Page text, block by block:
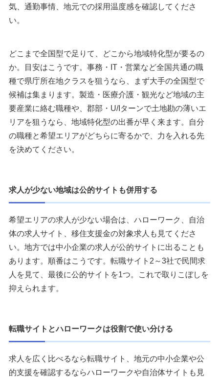
気、通勤事情、地元での採用温度感を確認してくださ
い。
どこまで全国型で足りて、どこから地域特化型が要るの
か。目安はこうです。事務・IT・営業など全国共通の職
種で県庁所在地クラスを狙うなら、まず大手の全国型で
候補は集まります。製造・医療介護・観光など地域の主
要産業に絡む職種や、郡部・U/Iターンで土地勘の薄いエ
リアを狙うなら、地域特化型の出番が早く来ます。自分
の職種と希望エリアがどちらに寄るかで、力を入れる先
を決めてください。
求人が少ない地域は公的サイトも併用する
希望エリアの求人が少ない場合は、ハローワーク、自治
体の求人サイト、移住支援金の対象求人も見てくださ
い。地方では中小企業の求人が公的サイトに出ることも
あります。順番はこうです。転職サイト2～3社で民間求
人を見て、最後に公的サイトを1つ。これで取りこぼしを
抑えられます。
転職サイトとハローワークは役割で使い分ける
求人を広く比べるなら転職サイト、地元の中小企業や公
的支援を確認するならハローワークや自治体サイトも見